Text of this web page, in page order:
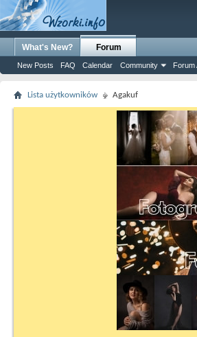
What's New? Forum
New Posts FAQ Calendar Community Forum
Lista użytkowników Agakuf